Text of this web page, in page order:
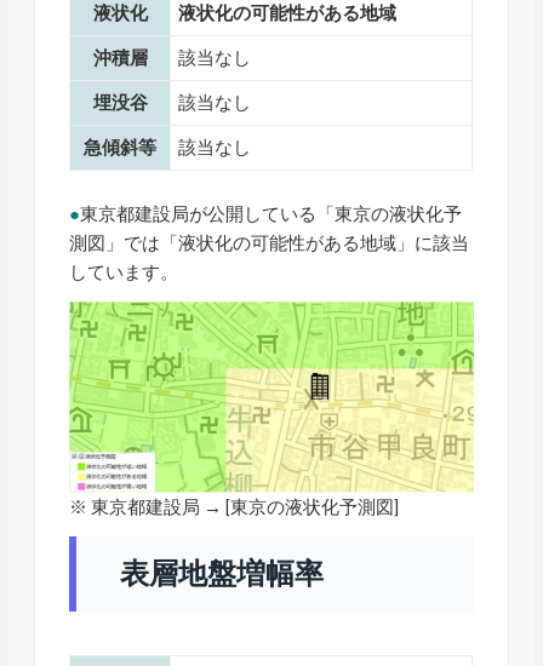
液状化 液状化の可能性がある地域
沖積層 該当なし
埋没谷 該当なし
急傾斜等 該当なし
●東京都建設局が公開している「東京の液状化予
測図」では「液状化の可能性がある地域」に該当
しています。
※ 東京都建設局 → [東京の液状化予測図]
表層地盤増幅率